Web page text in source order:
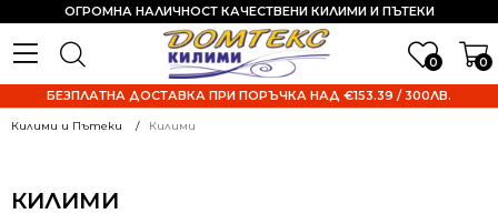
0 0
ОГРОМНА НАЛИЧНОСТ КАЧЕСТВЕНИ КИЛИМИ И ПЪТЕКИ
БЕЗПЛАТНА ДОСТАВКА ПРИ ПОРЪЧКА НАД €153.39 / 300ЛВ.
Килими и Пътеки Килими
КИЛИМИ